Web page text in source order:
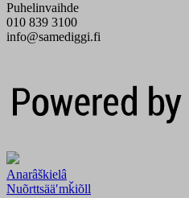
Puhelinvaihde
010 839 3100
info@samediggi.fi
Anarâškielâ
Nuõrttsääʹmǩiõll